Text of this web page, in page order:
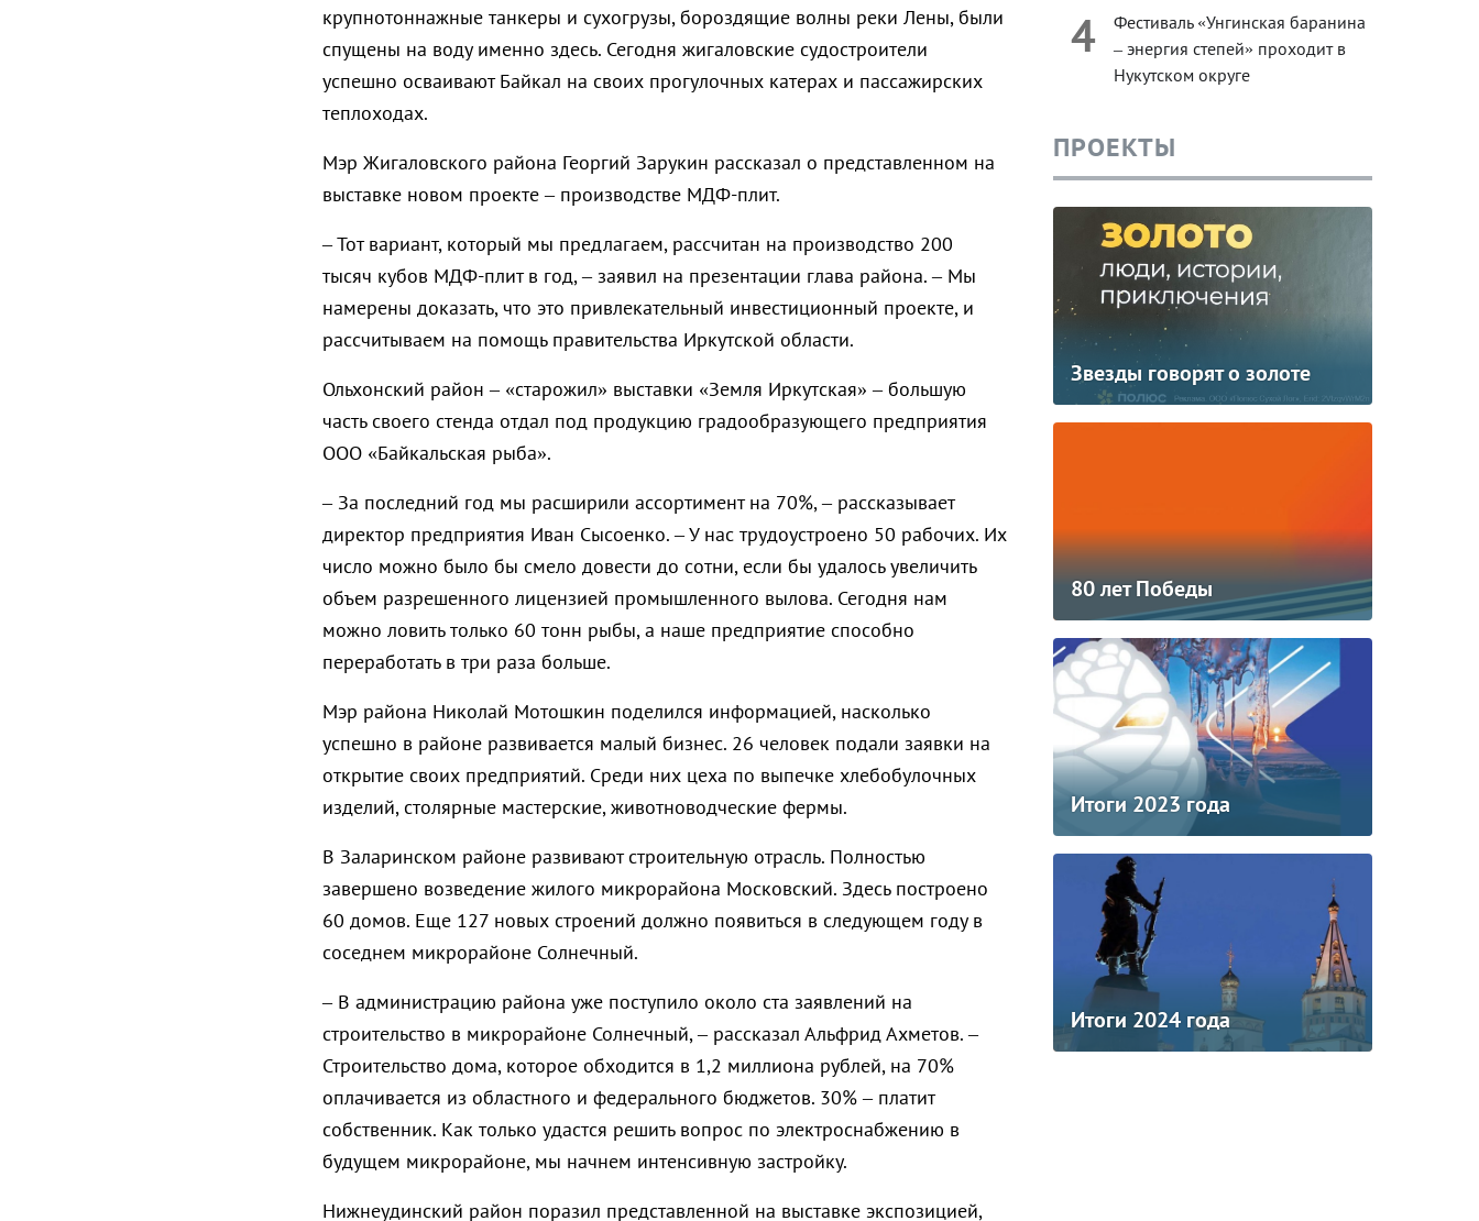
крупнотоннажные танкеры и сухогрузы, бороздящие волны реки Лены, были
спущены на воду именно здесь. Сегодня жигаловские судостроители
успешно осваивают Байкал на своих прогулочных катерах и пассажирских
теплоходах.
Мэр Жигаловского района Георгий Зарукин рассказал о представленном на
выставке новом проекте – производстве МДФ-плит.
– Тот вариант, который мы предлагаем, рассчитан на производство 200
тысяч кубов МДФ-плит в год, – заявил на презентации глава района. – Мы
намерены доказать, что это привлекательный инвестиционный проекте, и
рассчитываем на помощь правительства Иркутской области.
Ольхонский район – «старожил» выставки «Земля Иркутская» – большую
часть своего стенда отдал под продукцию градообразующего предприятия
ООО «Байкальская рыба».
– За последний год мы расширили ассортимент на 70%, – рассказывает
директор предприятия Иван Сысоенко. – У нас трудоустроено 50 рабочих. Их
число можно было бы смело довести до сотни, если бы удалось увеличить
объем разрешенного лицензией промышленного вылова. Сегодня нам
можно ловить только 60 тонн рыбы, а наше предприятие способно
переработать в три раза больше.
Мэр района Николай Мотошкин поделился информацией, насколько
успешно в районе развивается малый бизнес. 26 человек подали заявки на
открытие своих предприятий. Среди них цеха по выпечке хлебобулочных
изделий, столярные мастерские, животноводческие фермы.
В Заларинском районе развивают строительную отрасль. Полностью
завершено возведение жилого микрорайона Московский. Здесь построено
60 домов. Еще 127 новых строений должно появиться в следующем году в
соседнем микрорайоне Солнечный.
– В администрацию района уже поступило около ста заявлений на
строительство в микрорайоне Солнечный, – рассказал Альфрид Ахметов. –
Строительство дома, которое обходится в 1,2 миллиона рублей, на 70%
оплачивается из областного и федерального бюджетов. 30% – платит
собственник. Как только удастся решить вопрос по электроснабжению в
будущем микрорайоне, мы начнем интенсивную застройку.
Нижнеудинский район поразил представленной на выставке экспозицией,
4
Фестиваль «Унгинская баранина
– энергия степей» проходит в
Нукутском округе
ПРОЕКТЫ
Звезды говорят о золоте
80 лет Победы
Итоги 2023 года
Итоги 2024 года